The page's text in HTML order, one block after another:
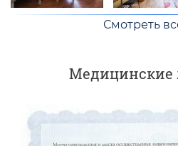
Смотреть
Медицинские